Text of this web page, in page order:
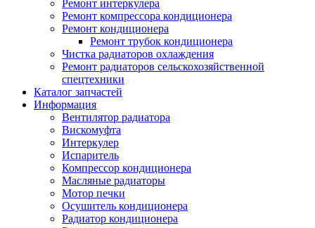
Ремонт интеркулера
Ремонт компрессора кондиционера
Ремонт кондиционера
Ремонт трубок кондиционера
Чистка радиаторов охлаждения
Ремонт радиаторов сельскохозяйственной
спецтехники
Каталог запчастей
Информация
Вентилятор радиатора
Вискомуфта
Интеркулер
Испаритель
Компрессор кондиционера
Масляные радиаторы
Мотор печки
Осушитель кондиционера
Радиатор кондиционера